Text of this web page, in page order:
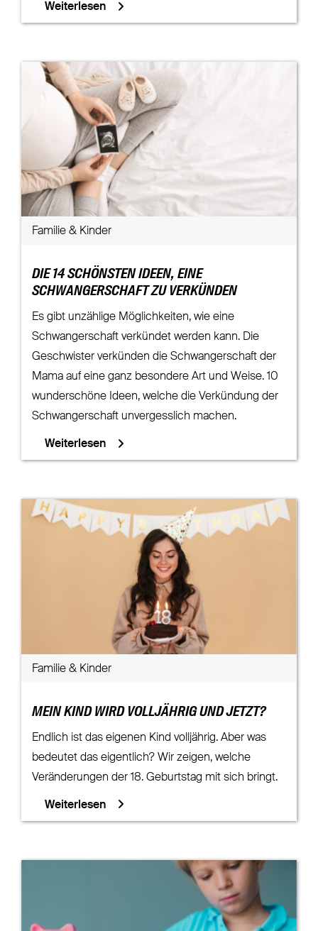
Weiterlesen
Familie & Kinder
DIE 14 SCHÖNSTEN IDEEN, EINE
SCHWANGERSCHAFT ZU VERKÜNDEN
Es gibt unzählige Möglichkeiten, wie eine
Schwangerschaft verkündet werden kann. Die
Geschwister verkünden die Schwangerschaft der
Mama auf eine ganz besondere Art und Weise. 10
wunderschöne Ideen, welche die Verkündung der
Schwangerschaft unvergesslich machen.
Weiterlesen
Familie & Kinder
MEIN KIND WIRD VOLLJÄHRIG UND JETZT?
Endlich ist das eigenen Kind volljährig. Aber was
bedeutet das eigentlich? Wir zeigen, welche
Veränderungen der 18. Geburtstag mit sich bringt.
Weiterlesen